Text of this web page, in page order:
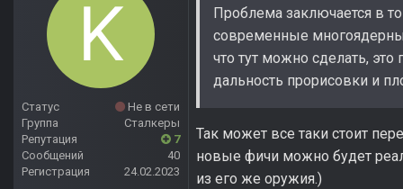
Статус
Не в сети
Группа
Сталкеры
Репутация
7
Сообщений
40
Регистрация
24.02.2023
Проблема заключается в
современные
что тут можно сделать,
дальность прорисовки и
Так может все таки стоит
новые фичи можно будет
из его же оружия.)